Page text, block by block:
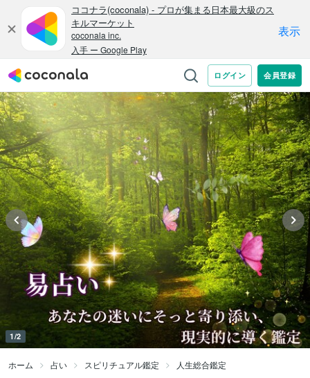
1/2
ホーム 占い スピリチュアル鑑定 人生総合鑑定